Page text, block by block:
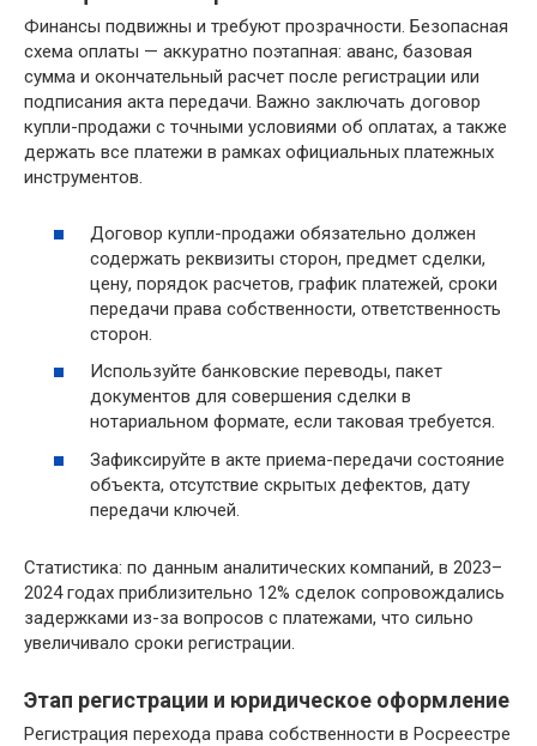
Финансы подвижны и требуют прозрачности. Безопасная
схема оплаты — аккуратно поэтапная: аванс, базовая
сумма и окончательный расчет после регистрации или
подписания акта передачи. Важно заключать договор
купли-продажи с точными условиями об оплатах, а также
держать все платежи в рамках официальных платежных
инструментов.
Договор купли-продажи обязательно должен
содержать реквизиты сторон, предмет сделки,
цену, порядок расчетов, график платежей, сроки
передачи права собственности, ответственность
сторон.
Используйте банковские переводы, пакет
документов для совершения сделки в
нотариальном формате, если таковая требуется.
Зафиксируйте в акте приема-передачи состояние
объекта, отсутствие скрытых дефектов, дату
передачи ключей.
Статистика: по данным аналитических компаний, в 2023–
2024 годах приблизительно 12% сделок сопровождались
задержками из-за вопросов с платежами, что сильно
увеличивало сроки регистрации.
Этап регистрации и юридическое оформление
Регистрация перехода права собственности в Росреестре